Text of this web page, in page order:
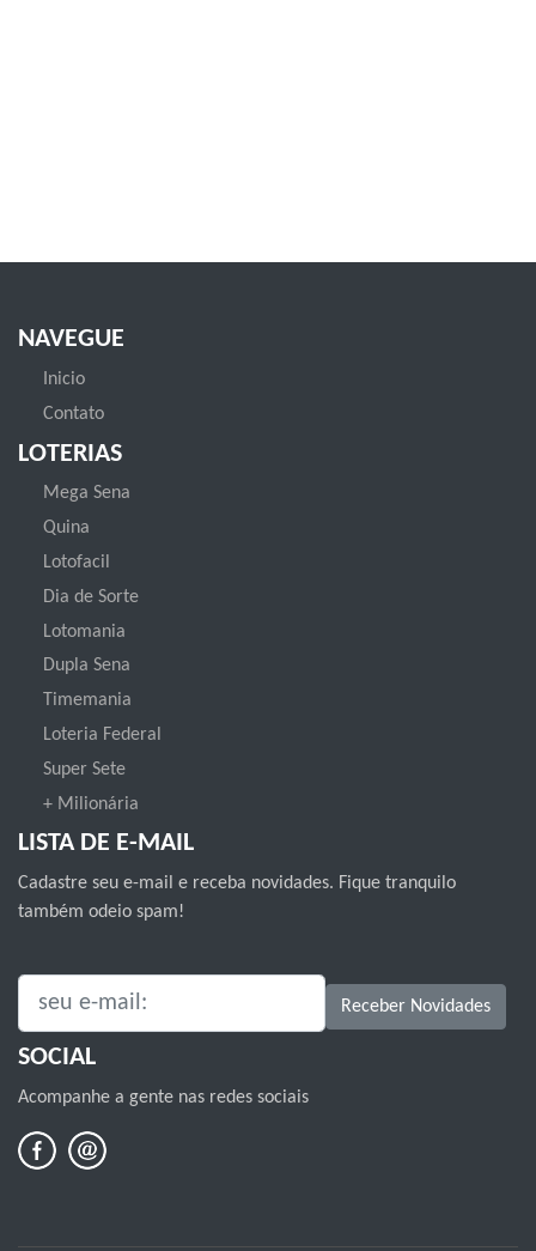
NAVEGUE
Inicio
Contato
LOTERIAS
Mega Sena
Quina
Lotofacil
Dia de Sorte
Lotomania
Dupla Sena
Timemania
Loteria Federal
Super Sete
+ Milionária
LISTA DE E-MAIL
Cadastre seu e-mail e receba novidades. Fique tranquilo
também odeio spam!
SEU E-MAIL: Receber Novidades
SOCIAL
Acompanhe a gente nas redes sociais